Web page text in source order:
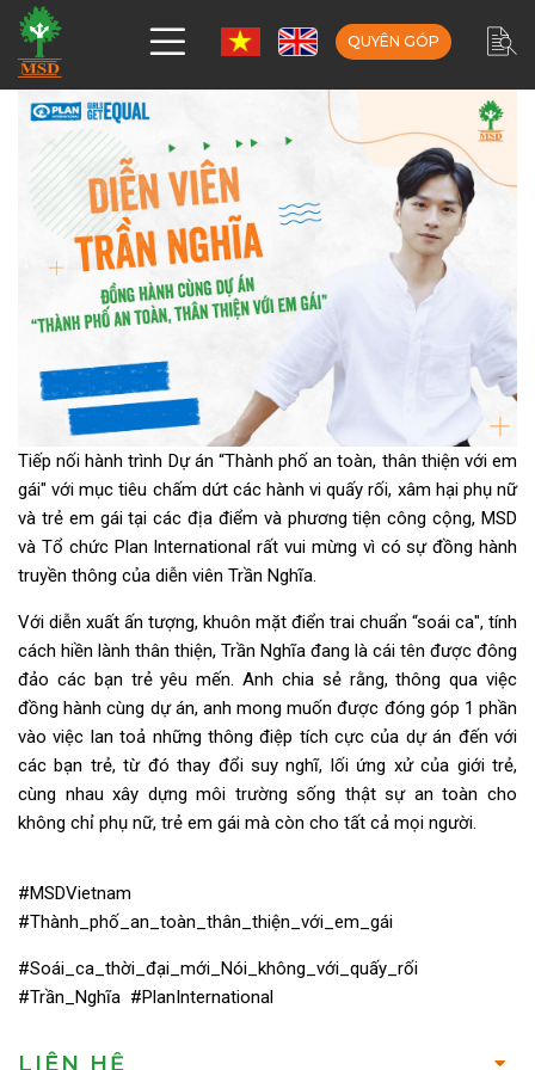
QUYÊN GÓP
Tiếp nối hành trình Dự án “Thành phố an toàn, thân thiện với em
gái" với mục tiêu chấm dứt các hành vi quấy rối, xâm hại phụ nữ
và trẻ em gái tại các địa điểm và phương tiện công cộng, MSD
và Tổ chức Plan International rất vui mừng vì có sự đồng hành
truyền thông của diễn viên Trần Nghĩa.
Với diễn xuất ấn tượng, khuôn mặt điển trai chuẩn “soái ca", tính
cách hiền lành thân thiện, Trần Nghĩa đang là cái tên được đông
đảo các bạn trẻ yêu mến. Anh chia sẻ rằng, thông qua việc
đồng hành cùng dự án, anh mong muốn được đóng góp 1 phần
vào việc lan toả những thông điệp tích cực của dự án đến với
các bạn trẻ, từ đó thay đổi suy nghĩ, lối ứng xử của giới trẻ,
cùng nhau xây dựng môi trường sống thật sự an toàn cho
không chỉ phụ nữ, trẻ em gái mà còn cho tất cả mọi người.
#MSDVietnam
#Thành_phố_an_toàn_thân_thiện_với_em_gái
#Soái_ca_thời_đại_mới_Nói_không_với_quấy_rối
#Trần_Nghĩa #PlanInternational
LIÊN HỆ